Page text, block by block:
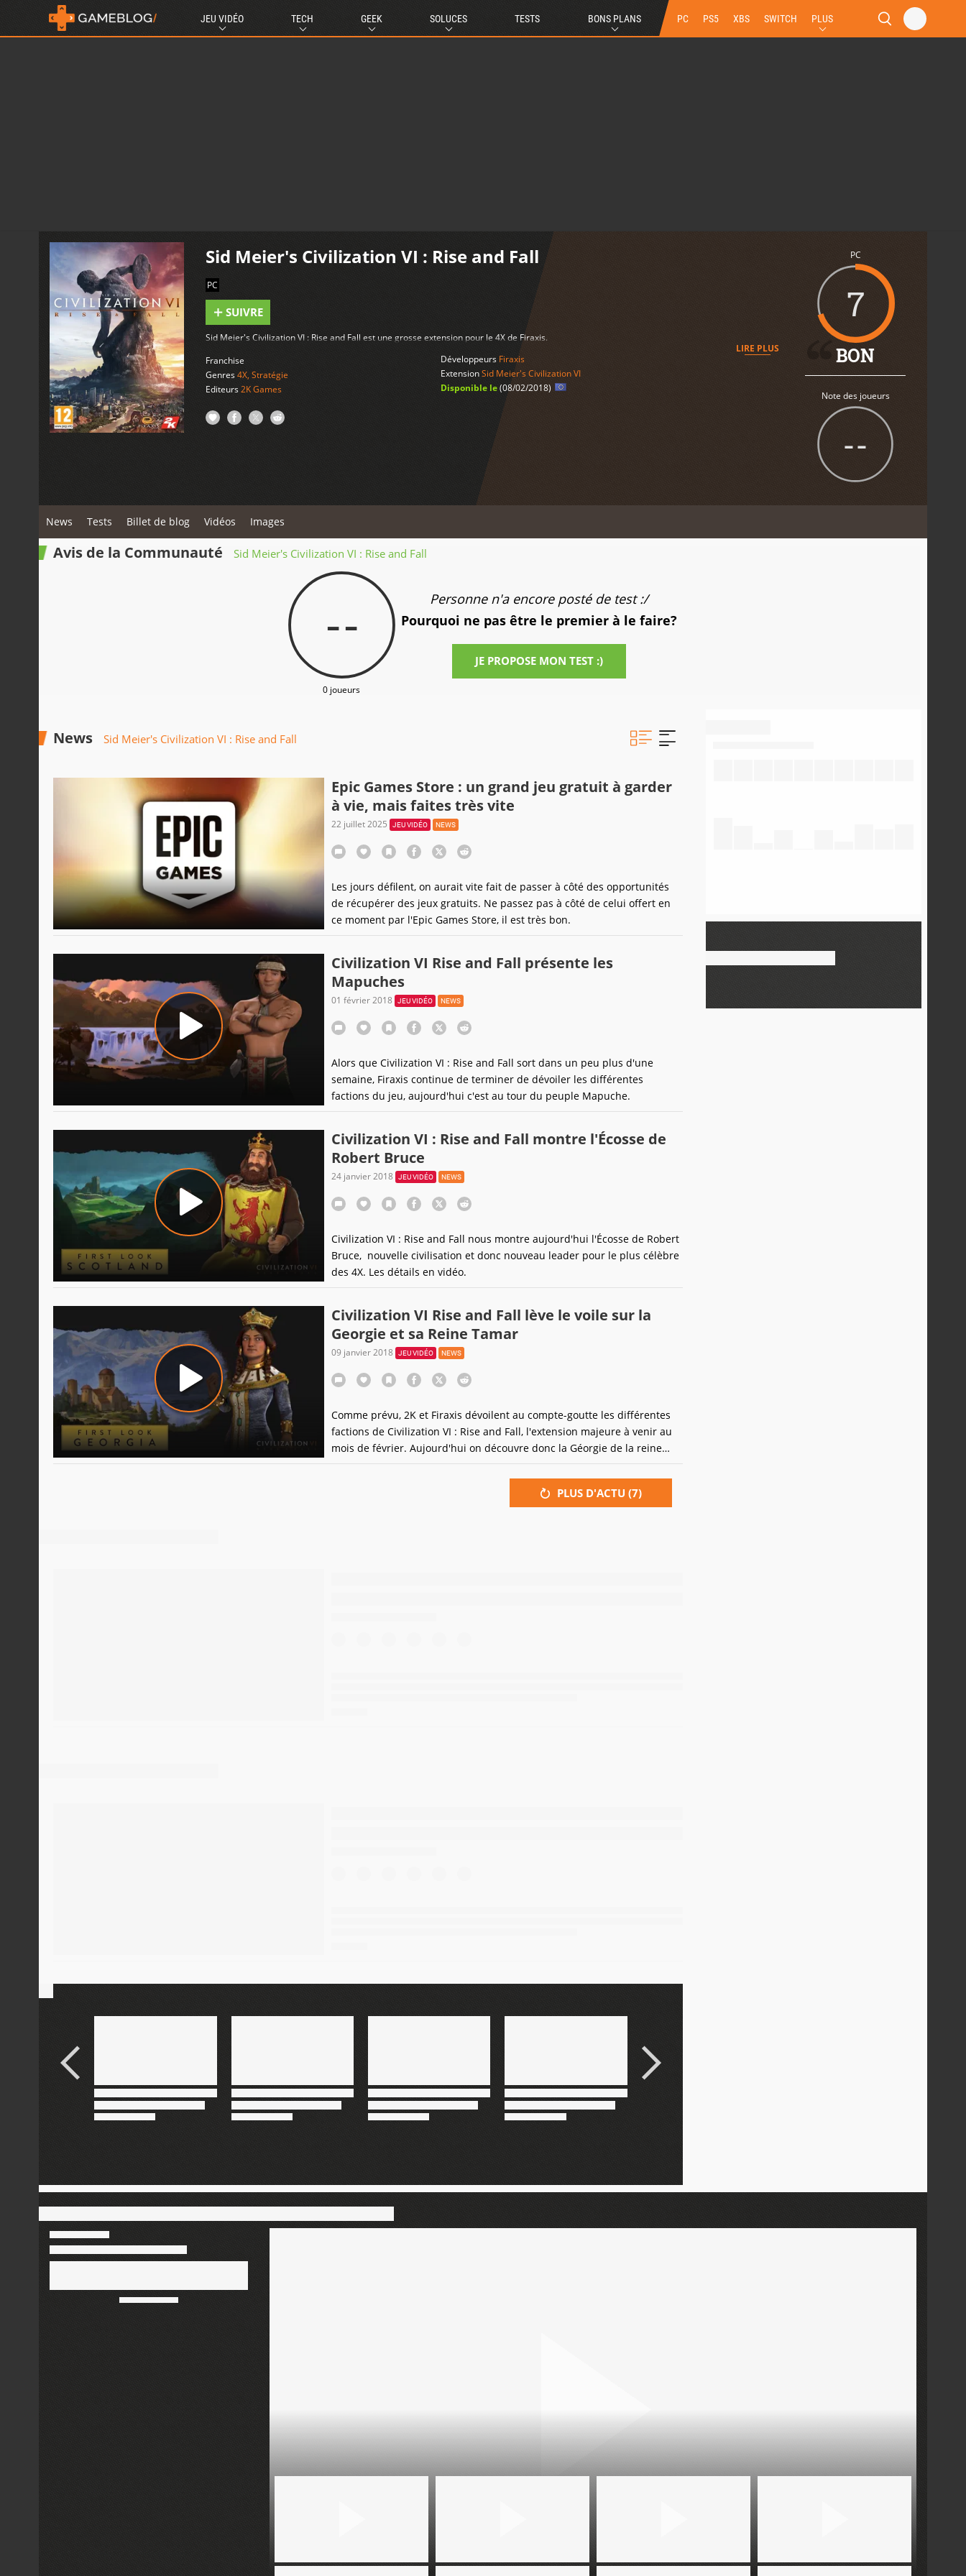
JEU VIDÉO TECH GEEK SOLUCES TESTS BONS PLANS PC PS5 XBS SWITCH PLUS
Sid Meier's Civilization VI : Rise and Fall
PC
SUIVRE
Sid Meier's Civilization VI : Rise and Fall est une grosse extension pour le 4X de Firaxis.
LIRE PLUS
Franchise
Genres4X, Stratégie
Editeurs2K Games
Développeurs Firaxis
ExtensionSid Meier's Civilization VI
Disponible le(08/02/2018)
PC
7
BON
Note des joueurs
--
News Tests Billet de blog Vidéos Images
Avis de la Communauté Sid Meier's Civilization VI : Rise and Fall
--
0 joueurs
Personne n'a encore posté de test :/
Pourquoi ne pas être le premier à le faire?
JE PROPOSE MON TEST :)
News Sid Meier's Civilization VI : Rise and Fall
Epic Games Store : un grand jeu gratuit à garder
à vie, mais faites très vite
22 juillet 2025 JEU VIDÉO NEWS
Les jours défilent, on aurait vite fait de passer à côté des opportunités
de récupérer des jeux gratuits. Ne passez pas à côté de celui offert en
ce moment par l'Epic Games Store, il est très bon.
Civilization VI Rise and Fall présente les
Mapuches
01 février 2018 JEU VIDÉO NEWS
Alors que Civilization VI : Rise and Fall sort dans un peu plus d'une
semaine, Firaxis continue de terminer de dévoiler les différentes
factions du jeu, aujourd'hui c'est au tour du peuple Mapuche.
Civilization VI : Rise and Fall montre l'Écosse de
Robert Bruce
24 janvier 2018 JEU VIDÉO NEWS
Civilization VI : Rise and Fall nous montre aujourd'hui l'Écosse de Robert
Bruce, nouvelle civilisation et donc nouveau leader pour le plus célèbre
des 4X. Les détails en vidéo.
Civilization VI Rise and Fall lève le voile sur la
Georgie et sa Reine Tamar
09 janvier 2018 JEU VIDÉO NEWS
Comme prévu, 2K et Firaxis dévoilent au compte-goutte les différentes
factions de Civilization VI : Rise and Fall, l'extension majeure à venir au
mois de février. Aujourd'hui on découvre donc la Géorgie de la reine
Tamar.
PLUS D'ACTU (7)